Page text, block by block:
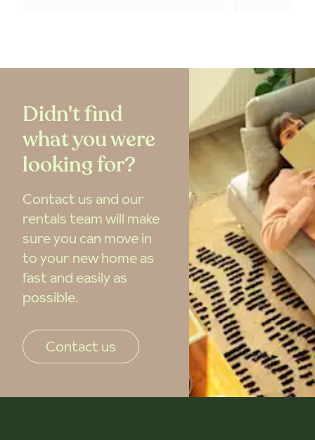
Didn't find
what you were
looking for?
Contact us and our
rentals team will make
sure you can move in
to your new home as
fast and easily as
possible.
Contact us